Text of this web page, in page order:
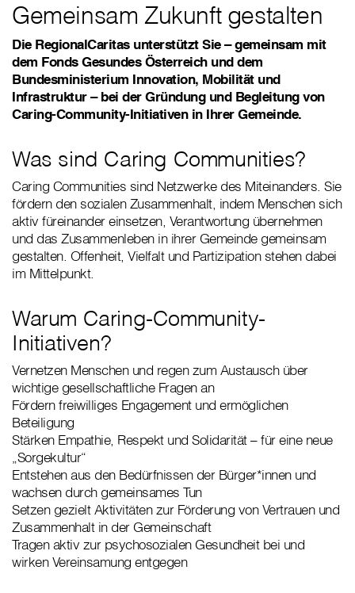
Gemeinsam Zukunft gestalten
Die RegionalCaritas unterstützt Sie – gemeinsam mit
dem Fonds Gesundes Österreich und dem
Bundesministerium Innovation, Mobilität und
Infrastruktur – bei der Gründung und Begleitung von
Caring-Community-Initiativen in Ihrer Gemeinde.
Was sind Caring Communities?
Caring Communities sind Netzwerke des Miteinanders. Sie
fördern den sozialen Zusammenhalt, indem Menschen sich
aktiv füreinander einsetzen, Verantwortung übernehmen
und das Zusammenleben in ihrer Gemeinde gemeinsam
gestalten. Offenheit, Vielfalt und Partizipation stehen dabei
im Mittelpunkt.
Warum Caring-Community-
Initiativen?
Vernetzen Menschen und regen zum Austausch über
wichtige gesellschaftliche Fragen an
Fördern freiwilliges Engagement und ermöglichen
Beteiligung
Stärken Empathie, Respekt und Solidarität – für eine neue
„Sorgekultur“
Entstehen aus den Bedürfnissen der Bürger*innen und
wachsen durch gemeinsames Tun
Setzen gezielt Aktivitäten zur Förderung von Vertrauen und
Zusammenhalt in der Gemeinschaft
Tragen aktiv zur psychosozialen Gesundheit bei und
wirken Vereinsamung entgegen